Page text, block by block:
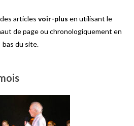
articles voir-plus en utilisant le
de page ou chronologiquement en
bas du site.